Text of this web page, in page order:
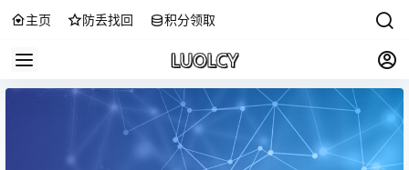
主页 防丢找回 积分领取